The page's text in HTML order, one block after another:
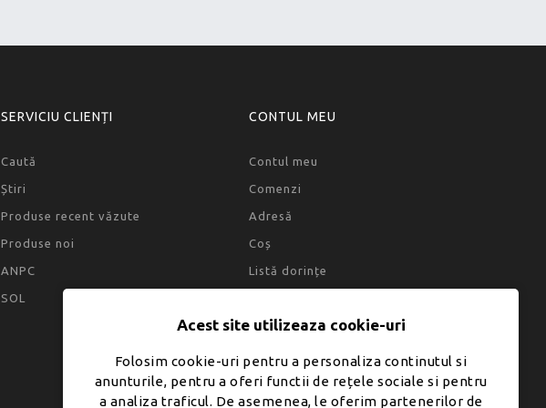
SERVICIU CLIENȚI
Caută
Știri
Produse recent văzute
Produse noi
ANPC
SOL
CONTUL MEU
Contul meu
Comenzi
Adresă
Coș
Listă dorințe
Acest site utilizeaza cookie-uri
Folosim cookie-uri pentru a personaliza continutul si
anunturile, pentru a oferi functii de rețele sociale si pentru
a analiza traficul. De asemenea, le oferim partenerilor de